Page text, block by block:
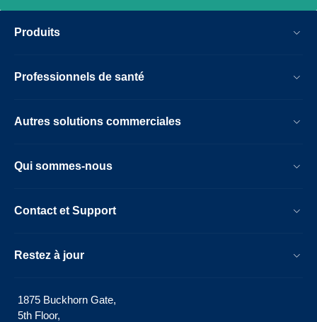
Produits
Professionnels de santé
Autres solutions commerciales
Qui sommes-nous
Contact et Support
Restez à jour
1875 Buckhorn Gate,
5th Floor,